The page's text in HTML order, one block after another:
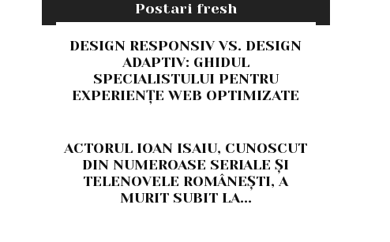
Postari fresh
DESIGN RESPONSIV VS. DESIGN
ADAPTIV: GHIDUL
SPECIALISTULUI PENTRU
EXPERIENȚE WEB OPTIMIZATE
ACTORUL IOAN ISAIU, CUNOSCUT
DIN NUMEROASE SERIALE ȘI
TELENOVELE ROMÂNEȘTI, A
MURIT SUBIT LA...